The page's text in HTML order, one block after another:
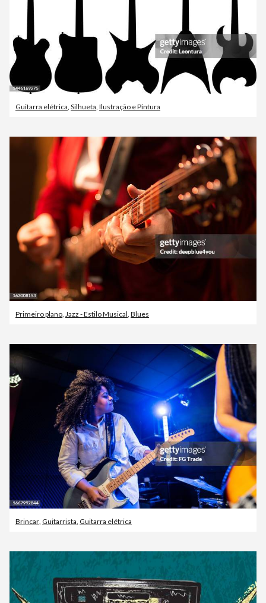
Guitarra elétrica Silhueta Ilustração e Pintura
Primeiro plano Jazz - Estilo Musical Blues
Brincar, Guitarrista, Guitarra elétrica